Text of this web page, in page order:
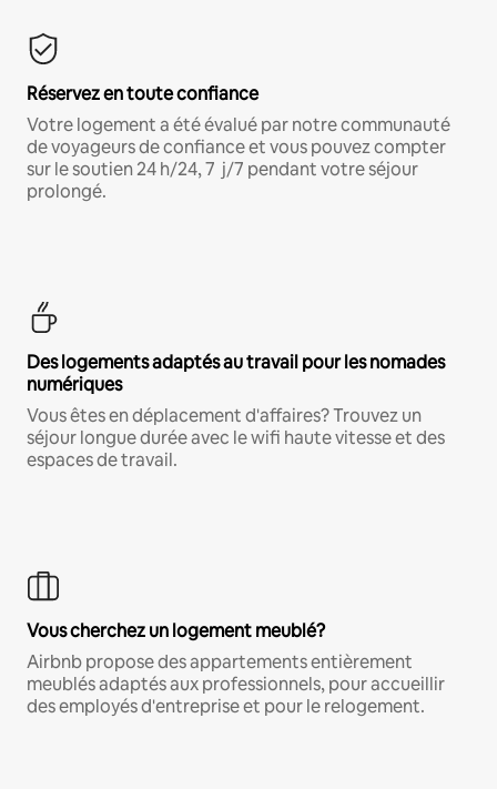
Réservez en toute confiance
Votre logement a été évalué par notre communauté
de voyageurs de confiance et vous pouvez compter
sur le soutien 24 h/24, 7 j/7 pendant votre séjour
prolongé.
Des logements adaptés au travail pour les nomades
numériques
Vous êtes en déplacement d'affaires? Trouvez un
séjour longue durée avec le wifi haute vitesse et des
espaces de travail.
Vous cherchez un logement meublé?
Airbnb propose des appartements entièrement
meublés adaptés aux professionnels, pour accueillir
des employés d'entreprise et pour le relogement.